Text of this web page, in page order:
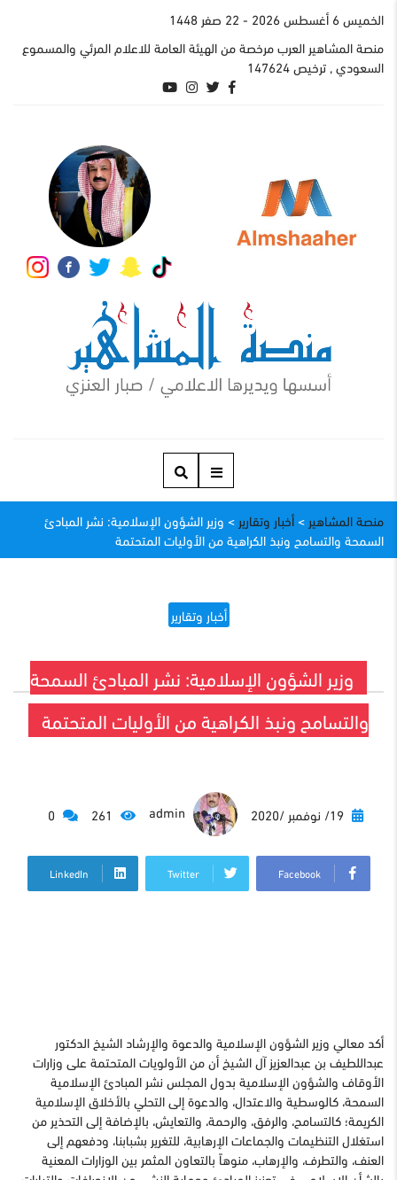
الخميس 6 أغسطس 2026
- 22 صفر 1448
منصة المشاهير العرب مرخصة من الهيئة العامة للاعلام المرئي والمسموع
السعودي , ترخيص 147624
منصة المشاهير >أخبار وتقارير > وزير الشؤون الإسلامية: نشر المبادئ
السمحة والتسامح ونبذ الكراهية من الأوليات المتحتمة
أخبار وتقارير
وزير الشؤون الإسلامية: نشر المبادئ السمحة
والتسامح ونبذ الكراهية من الأوليات المتحتمة
19/ نوفمبر /2020
Facebook
Twitter
LinkedIn
أكد معالي وزير الشؤون الإسلامية والدعوة والإرشاد الشيخ الدكتور
عبداللطيف بن عبدالعزيز آل الشيخ أن من الأولويات المتحتمة على وزارات
الأوقاف والشؤون الإسلامية بدول المجلس نشر المبادئ الإسلامية
السمحة، كالوسطية والاعتدال، والدعوة إلى التحلي بالأخلاق الإسلامية
الكريمة؛ كالتسامح، والرفق، والرحمة، والتعايش، بالإضافة إلى التحذير من
استغلال التنظيمات والجماعات الإرهابية، للتغرير بشبابنا، ودفعهم إلى
العنف، والتطرف، والإرهاب، منوهاً بالتعاون المثمر بين الوزارات المعنية